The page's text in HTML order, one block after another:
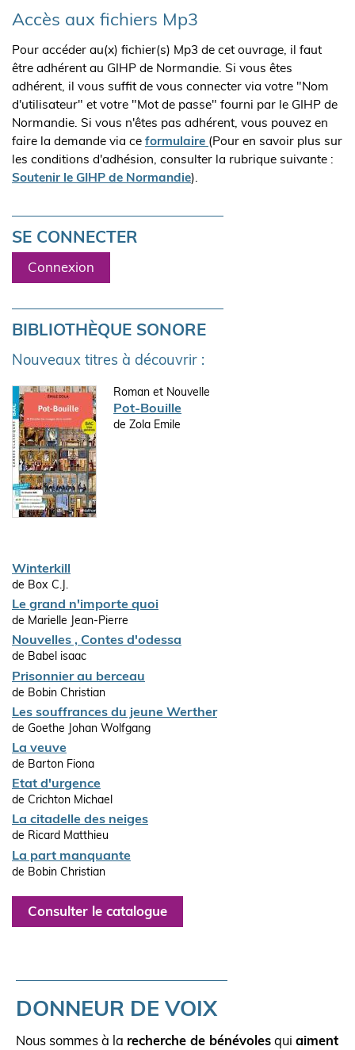
Accès aux fichiers Mp3
Pour accéder au(x) fichier(s) Mp3 de cet ouvrage, il faut
être adhérent au GIHP de Normandie. Si vous êtes
adhérent, il vous suffit de vous connecter via votre "Nom
d'utilisateur" et votre "Mot de passe" fourni par le GIHP de
Normandie. Si vous n'êtes pas adhérent, vous pouvez en
faire la demande via ce formulaire (Pour en savoir plus sur
les conditions d'adhésion, consulter la rubrique suivante :
Soutenir le GIHP de Normandie).
SE CONNECTER
Connexion
BIBLIOTHÈQUE SONORE
Nouveaux titres à découvrir :
Roman et Nouvelle
Pot-Bouille
de Zola Emile
Winterkill
de Box C.J.
Le grand n'importe quoi
de Marielle Jean-Pierre
Nouvelles , Contes d'odessa
de Babel isaac
Prisonnier au berceau
de Bobin Christian
Les souffrances du jeune Werther
de Goethe Johan Wolfgang
La veuve
de Barton Fiona
Etat d'urgence
de Crichton Michael
La citadelle des neiges
de Ricard Matthieu
La part manquante
de Bobin Christian
Consulter le catalogue
DONNEUR DE VOIX
Nous sommes à la recherche de bénévoles qui aiment